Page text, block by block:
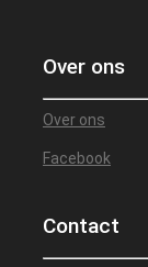
Over ons
Over ons
Facebook
Contact